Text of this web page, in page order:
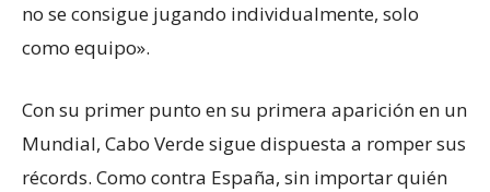
no se consigue jugando individualmente, solo
como equipo».
Con su primer punto en su primera aparición en un
Mundial, Cabo Verde sigue dispuesta a romper sus
récords. Como contra España, sin importar quién